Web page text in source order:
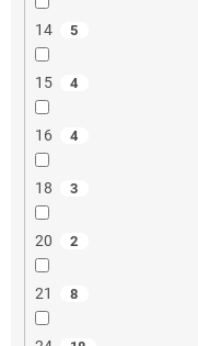
14 5
15 4
16 4
18 3
20 2
21 8